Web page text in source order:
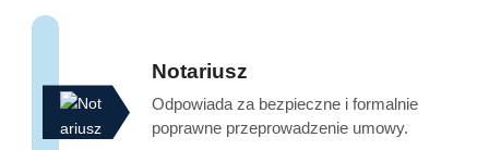
Notariusz
Odpowiada za bezpieczne i formalnie
poprawne przeprowadzenie umowy.